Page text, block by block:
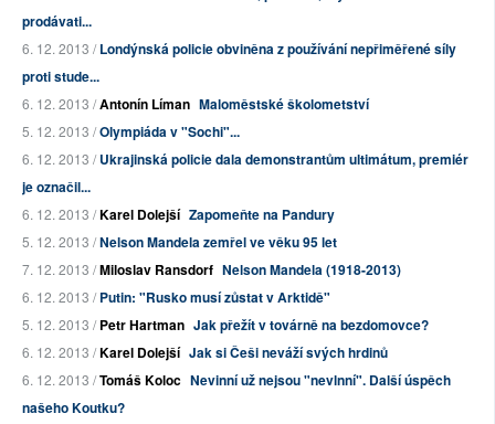
prodávati...
6. 12. 2013 /Londýnská policie obviněna z používání nepřiměřené síly
proti stude...
6. 12. 2013 /Antonín Líman Maloměstské školometství
5. 12. 2013 /Olympiáda v "Sochi"...
6. 12. 2013 /Ukrajinská policie dala demonstrantům ultimátum, premiér
je označil...
6. 12. 2013 /Karel Dolejší Zapomeňte na Pandury
5. 12. 2013 /Nelson Mandela zemřel ve věku 95 let
7. 12. 2013 /Miloslav Ransdorf Nelson Mandela (1918-2013)
6. 12. 2013 /Putin: "Rusko musí zůstat v Arktidě"
5. 12. 2013 /Petr Hartman Jak přežít v továrně na bezdomovce?
6. 12. 2013 /Karel Dolejší Jak si Češi neváží svých hrdinů
6. 12. 2013 /Tomáš Koloc Nevinní už nejsou "nevlnní". Další úspěch
našeho Koutku?